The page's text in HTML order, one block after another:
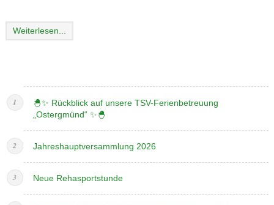
Weiterlesen...
🐣✨ Rückblick auf unsere TSV-Ferienbetreuung
„Ostergmünd“ ✨🐣
Jahreshauptversammlung 2026
Neue Rehasportstunde